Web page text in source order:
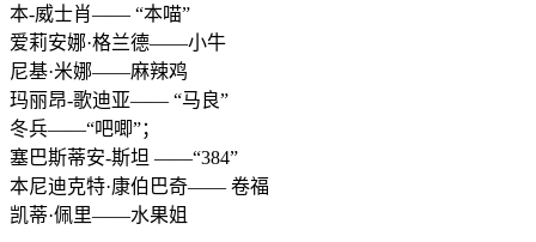
本-威士肖—— “本喵”
爱莉安娜·格兰德——小牛
尼基·米娜——麻辣鸡
玛丽昂-歌迪亚—— “马良”
冬兵——“吧唧”；
塞巴斯蒂安-斯坦 ——“384”
本尼迪克特·康伯巴奇—— 卷福
凯蒂·佩里——水果姐